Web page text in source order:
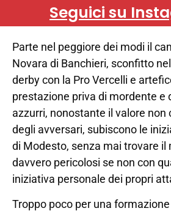
Seguici su
Parte nel peggiore dei modi il
Novara di Banchieri, sconfitto
derby con la Pro Vercelli e
prestazione priva di mordente e
azzurri, nonostante il valore non
degli avversari, subiscono le
di Modesto, senza mai trovare il
davvero pericolosi se non con
iniziativa personale dei propri
Troppo poco per una